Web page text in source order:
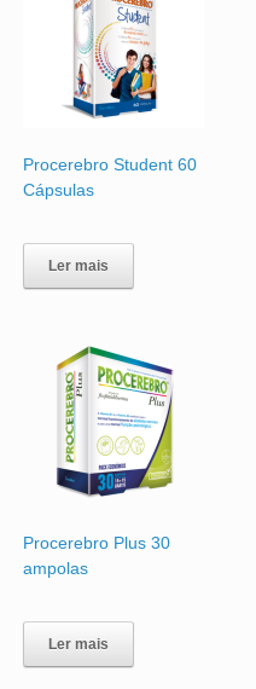
Procerebro Student 60
Cápsulas
Ler mais
Procerebro Plus 30
ampolas
Ler mais